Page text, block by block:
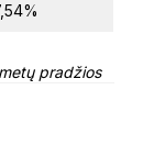
pradžios